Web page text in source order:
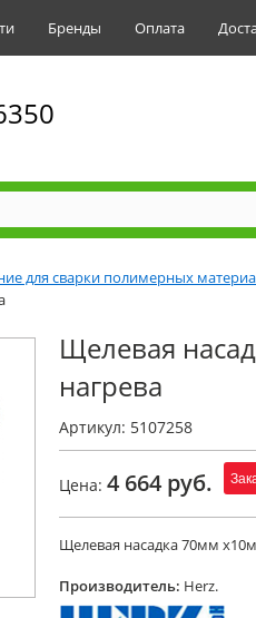
Бренды Оплата
для сварки полимерных
Щелевая
нагрева
Артикул: 5107258
Цена: 4 664 руб.
Щелевая насадка 70мм
Производитель: Herz.